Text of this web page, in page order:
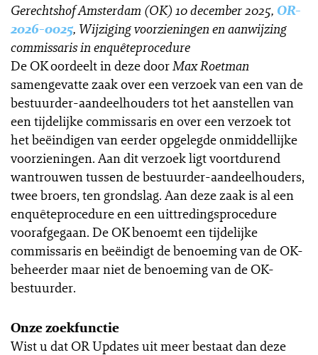
Gerechtshof Amsterdam (OK) 10 december 2025, OR-
2026-0025, Wijziging voorzieningen en aanwijzing
commissaris in enquêteprocedure
De OK oordeelt in deze doorMax Roetman
samengevatte zaak over een verzoek van een van de
bestuurder-aandeelhouders tot het aanstellen van
een tijdelijke commissaris en over een verzoek tot
het beëindigen van eerder opgelegde onmiddellijke
voorzieningen. Aan dit verzoek ligt voortdurend
wantrouwen tussen de bestuurder-aandeelhouders,
twee broers, ten grondslag. Aan deze zaak is al een
enquêteprocedure en een uittredingsprocedure
voorafgegaan. De OK benoemt een tijdelijke
commissaris en beëindigt de benoeming van de OK-
beheerder maar niet de benoeming van de OK-
bestuurder.
Onze zoekfunctie
Wist u dat OR Updates uit meer bestaat dan deze